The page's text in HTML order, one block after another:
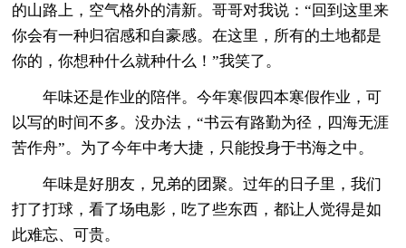
的山路上，空气格外的清新。哥哥对我说：“回到这里来
你会有一种归宿感和自豪感。在这里，所有的土地都是
你的，你想种什么就种什么！”我笑了。
年味还是作业的陪伴。今年寒假四本寒假作业，可
以写的时间不多。没办法，“书云有路勤为径，四海无涯
苦作舟”。为了今年中考大捷，只能投身于书海之中。
年味是好朋友，兄弟的团聚。过年的日子里，我们
打了打球，看了场电影，吃了些东西，都让人觉得是如
此难忘、可贵。